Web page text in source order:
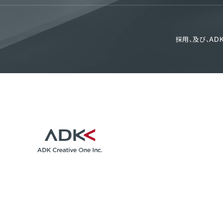
採用、及び、